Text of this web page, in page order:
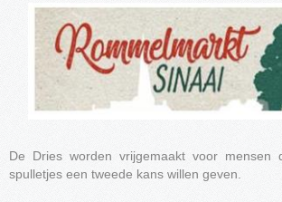
De Dries worden vrijgemaakt voor mensen
spulletjes een tweede kans willen geven.